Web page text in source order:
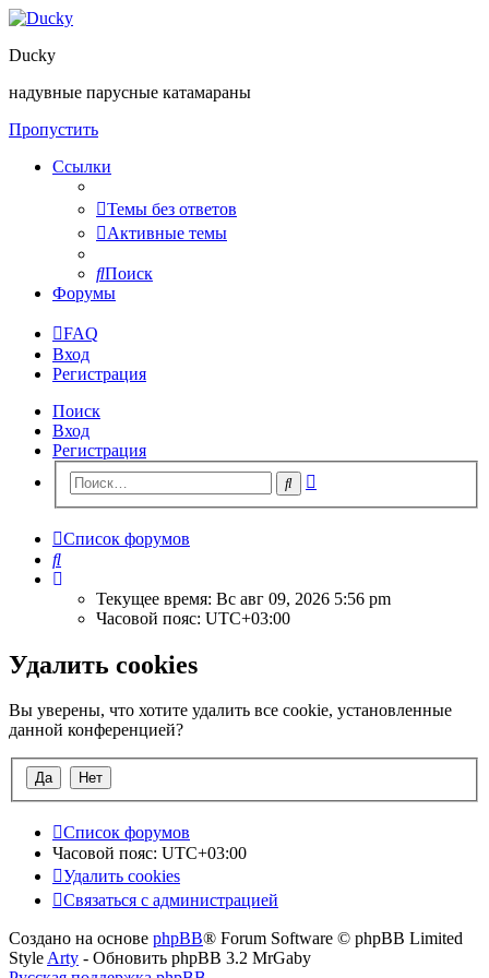
Ducky
надувные парусные катамараны
Пропустить
Ссылки
Темы без ответов
Активные темы
Поиск
Форумы
FAQ
Вход
Регистрация
Поиск
Вход
Регистрация
Поиск
Список форумов
Поиск
Текущее время: Вс авг 09, 2026 5:56 pm
Часовой пояс: UTC+03:00
Удалить cookies
Вы уверены, что хотите удалить все cookie, установленные
данной конференцией?
Список форумов
Часовой пояс: UTC+03:00
Удалить cookies
Связаться с администрацией
Создано на основе phpBB® Forum Software © phpBB Limited
Style Arty - Обновить phpBB 3.2 MrGaby